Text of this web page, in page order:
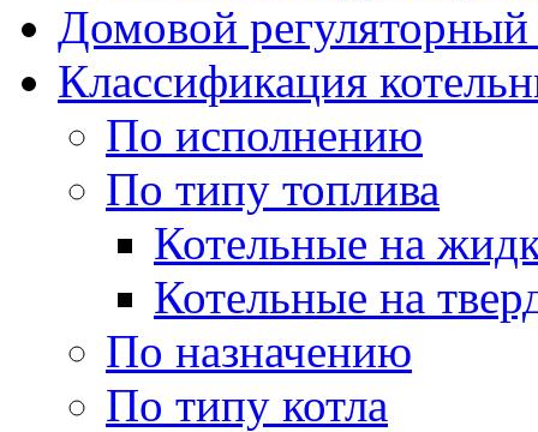
Домовой
Классификация
По исполнению
По типу топлива
Котельные на
Котельные на
По назначению
По типу котла